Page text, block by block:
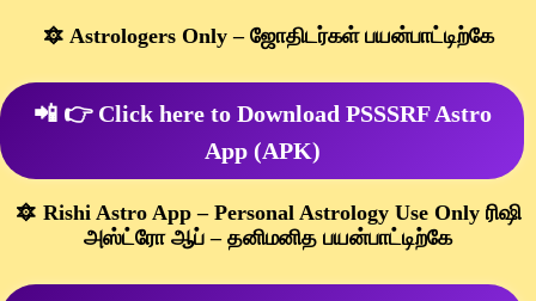
🔯 Astrologers Only – ஜோதிடர்கள் பயன்பாட்டிற்கே
📲 👉 Click here to Download PSSSRF Astro
App (APK)
🔯 Rishi Astro App – Personal Astrology Use Only ரிஷி
அஸ்ட்ரோ ஆப் – தனிமனித பயன்பாட்டிற்கே